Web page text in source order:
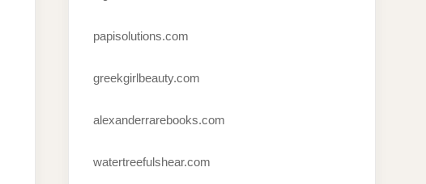
papisolutions.com
greekgirlbeauty.com
alexanderrarebooks.com
watertreefulshear.com